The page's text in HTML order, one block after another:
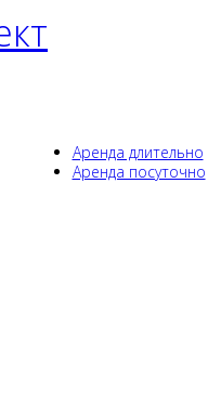
Аренда длительно
Аренда посуточно